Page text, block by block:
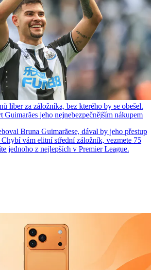
liber za záložníka, bez kterého by se obešel.
Guimarães jeho nejnebezpečnějším nákupem
Bruna Guimarãese, dával by jeho přestup
vám elitní střední záložník, vezmete 75
jednoho z nejlepších v Premier League.